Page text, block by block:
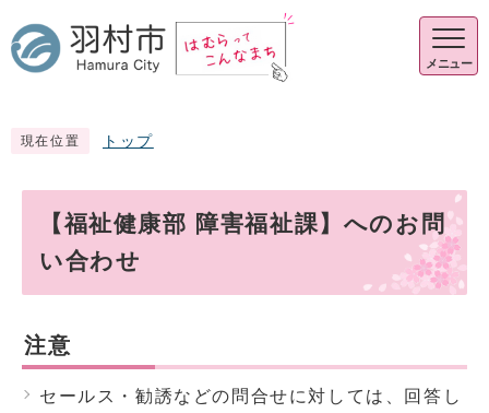
メニュー
現在位置 トップ
【福祉健康部 障害福祉課】へのお問
い合わせ
注意
セールス・勧誘などの問合せに対しては、回答し